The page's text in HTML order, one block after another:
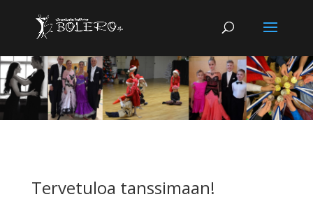
Tervetuloa tanssimaan!